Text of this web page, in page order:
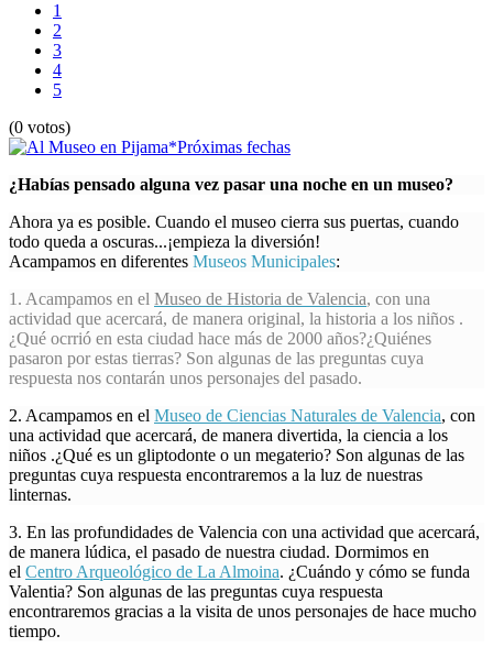
1
2
3
4
5
(0 votos)
¿Habías pensado alguna vez pasar una noche en un museo?
Ahora ya es posible. Cuando el museo cierra sus puertas, cuando
todo queda a oscuras...¡empieza la diversión!
Acampamos en diferentes Museos Municipales:
1. Acampamos en el Museo de Historia de Valencia, con una
actividad que acercará, de manera original, la historia a los niños .
¿Qué ocrrió en esta ciudad hace más de 2000 años?¿Quiénes
pasaron por estas tierras? Son algunas de las preguntas cuya
respuesta nos contarán unos personajes del pasado.
2. Acampamos en el Museo de Ciencias Naturales de Valencia, con
una actividad que acercará, de manera divertida, la ciencia a los
niños .¿Qué es un gliptodonte o un megaterio? Son algunas de las
preguntas cuya respuesta encontraremos a la luz de nuestras
linternas.
3. En las profundidades de Valencia con una actividad que acercará,
de manera lúdica, el pasado de nuestra ciudad. Dormimos en
el Centro Arqueológico de La Almoina. ¿Cuándo y cómo se funda
Valentia? Son algunas de las preguntas cuya respuesta
encontraremos gracias a la visita de unos personajes de hace mucho
tiempo.